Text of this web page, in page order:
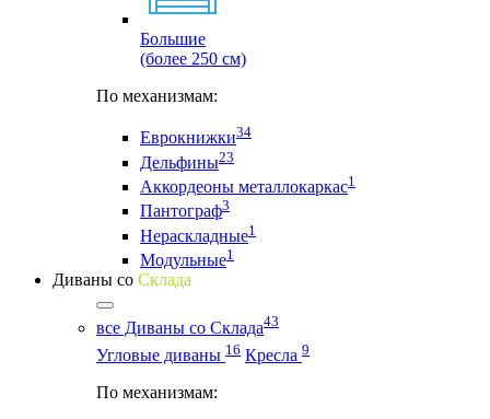
Большие
(более 250 см)
По механизмам:
Еврокнижки34
Дельфины23
Аккордеоны металлокаркас1
Пантограф3
Нераскладные1
Модульные1
Диваны со Склада
все Диваны со Склада43
Угловые диваны 16 Кресла 9
По механизмам: